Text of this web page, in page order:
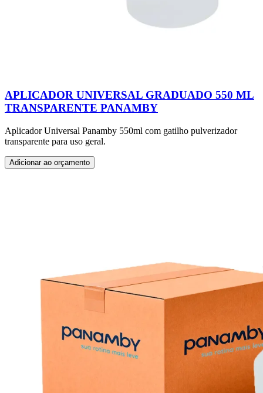
APLICADOR UNIVERSAL GRADUADO 550 ML
TRANSPARENTE PANAMBY
Aplicador Universal Panamby 550ml com gatilho pulverizador
transparente para uso geral.
Adicionar ao orçamento